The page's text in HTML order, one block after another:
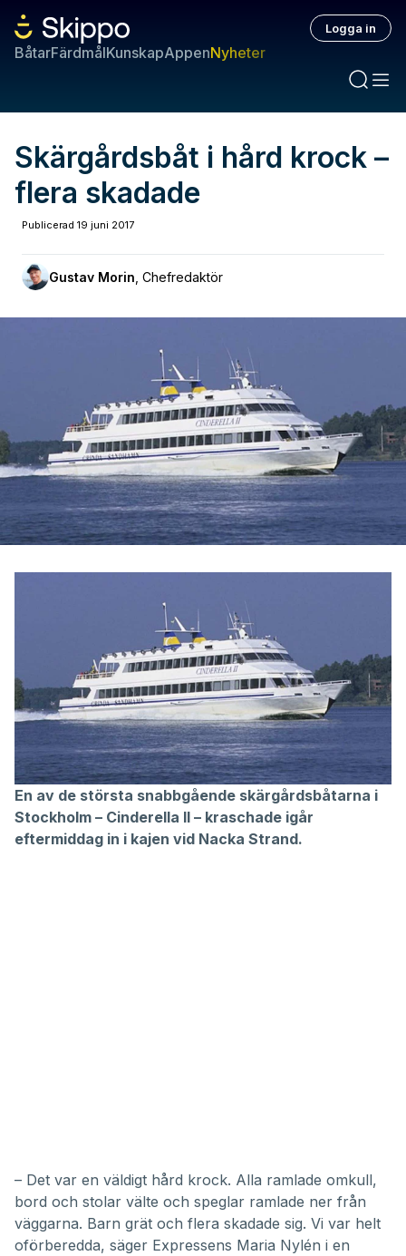
BåtarFärdmålKunskapAppenNyheter
Logga in
Skärgårdsbåt i hård krock –
flera skadade
Publicerad 19 juni 2017
Gustav Morin Chefredaktör
En av de största snabbgående skärgårdsbåtarna i
Stockholm – Cinderella II – kraschade igår
eftermiddag in i kajen vid Nacka Strand.
– Det var en väldigt hård krock. Alla ramlade omkull,
bord och stolar välte och speglar ramlade ner från
väggarna. Barn grät och flera skadade sig. Vi var helt
oförberedda, säger Expressens Maria Nylén i en